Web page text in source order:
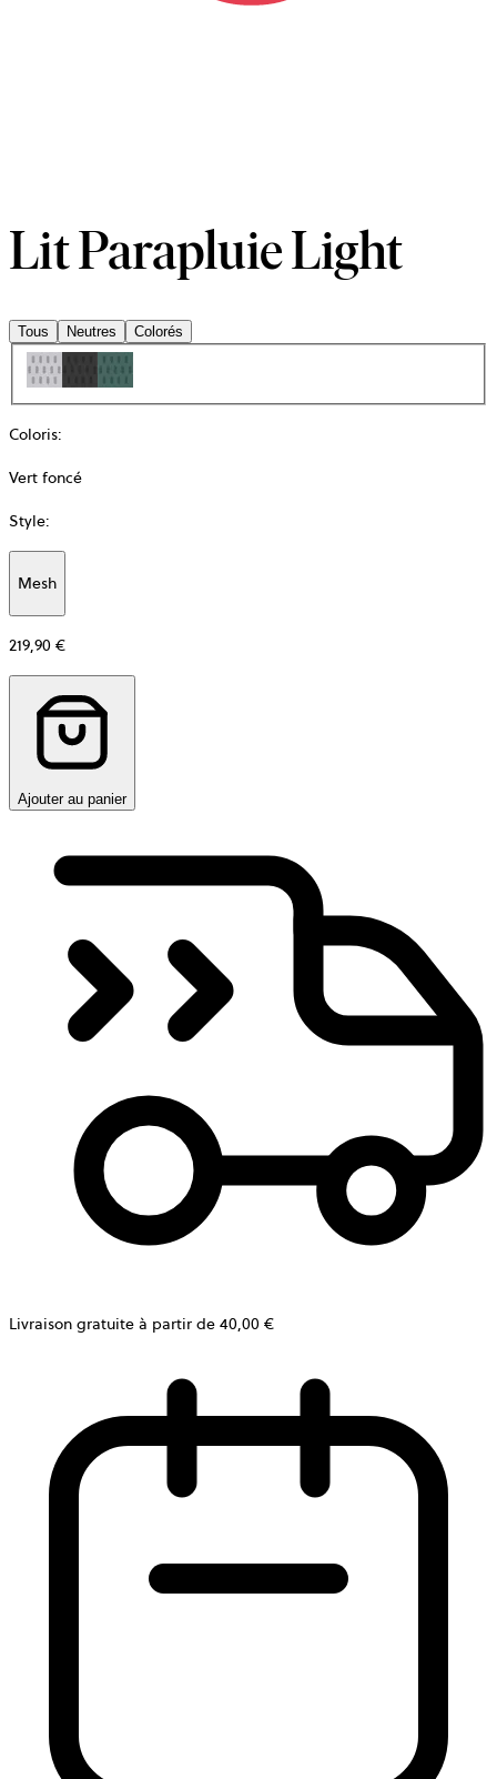
Lit Parapluie Light
Tous Neutres Colorés
Coloris:
Vert foncé
Style:
Mesh
Additional
information
about
219,90 €
Ajouter au panier
Livraison gratuite à partir de 40,00 €